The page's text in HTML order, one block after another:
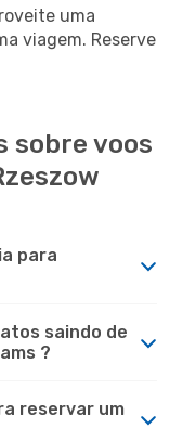
uma
viagem. Reserve
sobre voos
para
saindo de
?
reservar um